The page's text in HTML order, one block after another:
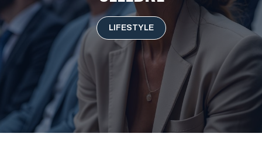
LIFESTYLE